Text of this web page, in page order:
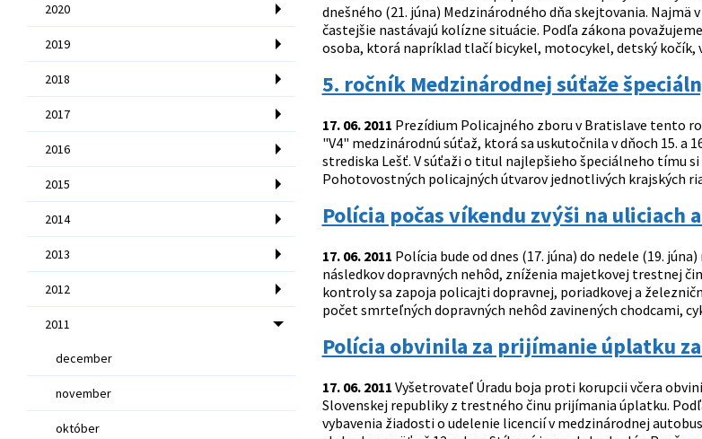
2020
2019
2018
2017
2016
2015
2014
2013
2012
2011
december
november
október
dnešného (21. júna) Medzinárodného dňa skejtovania.
častejšie nastávajú kolízne situácie. Podľa zákona
osoba, ktorá napríklad tlačí bicykel, motocykel, detský kočík,
5. ročník Medzinárodnej súťaže
17. 06. 2011 Prezídium Policajného zboru v Bratislave tento
"V4" medzinárodnú súťaž, ktorá sa uskutočnila v dňoch 15. a
strediska Lešť. V súťaži o titul najlepšieho špeciálneho tímu
Pohotovostných policajných útvarov jednotlivých krajských
Polícia počas víkendu zvýši na uliciach
17. 06. 2011 Polícia bude od dnes (17. júna) do nedele (19.
následkov dopravných nehôd, zníženia majetkovej trestnej
kontroly sa zapoja policajti dopravnej, poriadkovej a
počet smrteľných dopravných nehôd zavinených chodcami,
Polícia obvinila za prijímanie úplatku
17. 06. 2011 Vyšetrovateľ Úradu boja proti korupcii včera
Slovenskej republiky z trestného činu prijímania úplatku.
vybavenia žiadosti o udelenie licencií v medzinárodnej